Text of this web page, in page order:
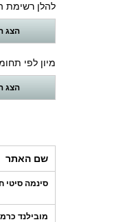
להלן רשימת
הצג
מיון לפי
הצג
שם האתר
סינמה סיטי
מובילנד